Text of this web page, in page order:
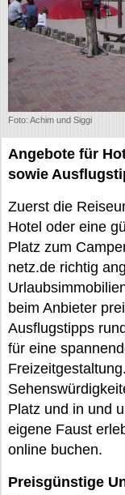
Foto: Achim und Siggi
Angebote für
sowie
Zuerst die
Hotel oder eine
Platz zum
netz.de richtig
beim Anbieter
Ausflugstipps
für eine
Platz und in und
eigene Faust
online buchen.
Preisgünstige